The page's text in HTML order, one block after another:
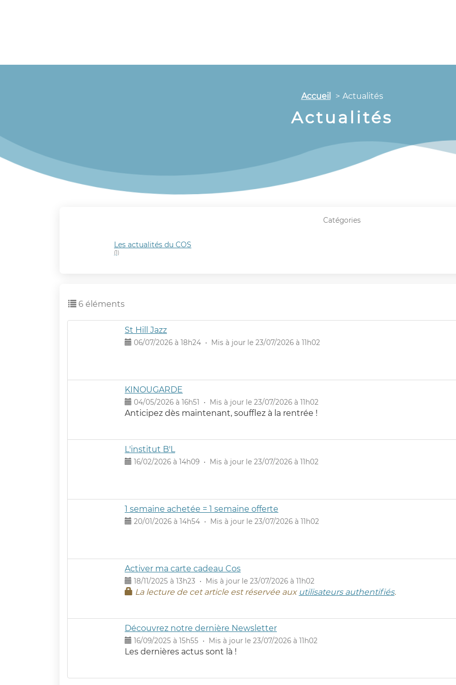
Accueil Actualités
Actualités
Catégories
Les actualités du COS
(1)
6 éléments
St Hill Jazz
06/07/2026 à 18h24 • Mis à jour le 23/07/2026 à 11h02
KINOUGARDE
04/05/2026 à 16h51 • Mis à jour le 23/07/2026 à 11h02
Anticipez dès maintenant, soufflez à la rentrée !
L'institut B'L
16/02/2026 à 14h09 • Mis à jour le 23/07/2026 à 11h02
1 semaine achetée = 1 semaine offerte
20/01/2026 à 14h54 • Mis à jour le 23/07/2026 à 11h02
Activer ma carte cadeau Cos
18/11/2025 à 13h23 • Mis à jour le 23/07/2026 à 11h02
La lecture de cet article est réservée aux utilisateurs authentifiés.
Découvrez notre dernière Newsletter
16/09/2025 à 15h55 • Mis à jour le 23/07/2026 à 11h02
Les dernières actus sont là !